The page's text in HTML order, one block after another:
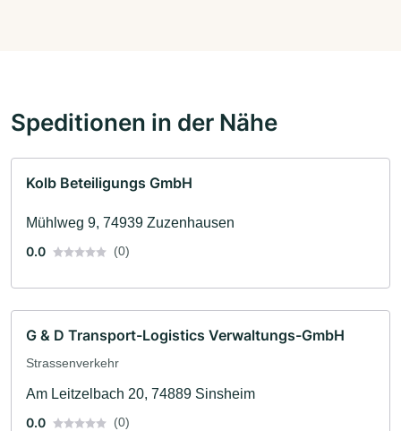
Speditionen in der Nähe
Kolb Beteiligungs GmbH
Mühlweg 9, 74939 Zuzenhausen
0.0
(0)
G & D Transport-Logistics Verwaltungs-GmbH
Strassenverkehr
Am Leitzelbach 20, 74889 Sinsheim
0.0
(0)